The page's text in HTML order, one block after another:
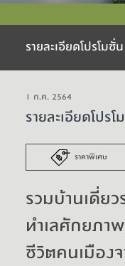
รายละเอียดโปรโมชั่น
1 ก.ค. 2564
รายละเอียดโปรโ
ราคาพิเศษ
รวมบ้านเดี่ย
ทำเลศักยภา
ชีวิตคนเมือง